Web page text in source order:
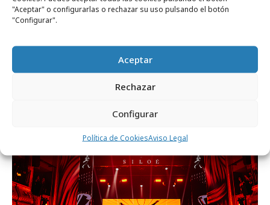
"Aceptar" o configurarlas o rechazar su uso pulsando el botón
"Configurar".
Aceptar
Rechazar
Configurar
Política de CookiesAviso Legal
Johnnie Walker vuelve a apostar por los
festivales de música